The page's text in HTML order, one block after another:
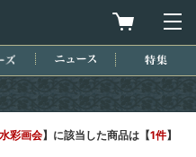
買物カゴを
シリーズ ニュース
彩画会】に該当した商品は【1件】